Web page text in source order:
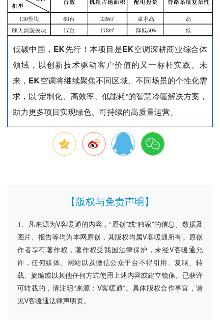
低碳中国，EK先行！ 本项目是EK空调深耕商业综合体
领域，以创新技术驱动客户价值的又一标杆实践。未
来， EK空调将继续聚焦不同区域、不同场景的个性化需
求，以“定制化、高效率、低能耗”的智慧冷暖解决方案，
助力更多项目实现绿色、可持续的高质量运营。
【版权与免责声明】
1、凡来源为V客暖通的内容，“原创”或“独家”的信息、数据及
图片、报告等均为本网原创，其版权均属V客暖通所有。原创
作者享有著作权，著作权受我国法律保护，未经V客暖通允
许，任何媒体、网站以及微信公众平台不得引用、复制、转
载、摘编或以其他任何方式使用上述内容或建立镜像。已获许
可转载的，请注明“来源：V客暖通”。具体版权合作事宜，请
见V客暖通法律声明页。